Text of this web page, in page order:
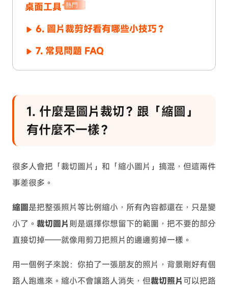
桌面工具
熱門
6. 圖片裁剪好看有哪些小技巧？
7. 常見問題 FAQ
1. 什麼是圖片裁切？跟「縮圖」
有什麼不一樣？
很多人會把「裁切圖片」和「縮小圖片」搞混，但這兩件
事差很多。
縮圖是把整張照片等比例縮小，所有內容都還在，只是變
小了。 裁切圖片則是選擇你想留下的範圍，把不要的部分
直接切掉——就像用剪刀把照片的邊邊剪掉一樣。
用一個例子來說：你拍了一張朋友的照片，背景剛好有個
路人跑進來。縮小不會讓路人消失，但裁切照片可以把路